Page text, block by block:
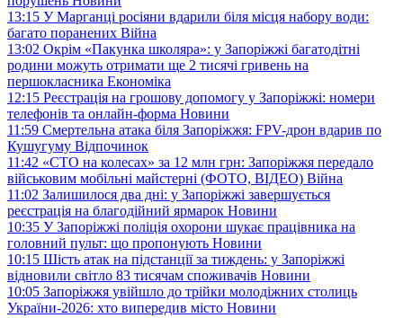
13:15 У Марганці росіяни вдарили біля місця набору води:
багато поранених Війна
13:02 Окрім «Пакунка школяра»: у Запоріжжі багатодітні
родини можуть отримати ще 2 тисячі гривень на
першокласника Економіка
12:15 Реєстрація на грошову допомогу у Запоріжжі: номери
телефонів та онлайн-форма Новини
11:59 Смертельна атака біля Запоріжжя: FPV-дрон вдарив по
Кушугуму Відпочинок
11:42 «СТО на колесах» за 12 млн грн: Запоріжжя передало
військовим мобільні майстерні (ФОТО, ВІДЕО) Війна
11:02 Залишилося два дні: у Запоріжжі завершується
реєстрація на благодійний ярмарок Новини
10:35 У Запоріжжі поліція охорони шукає працівника на
головний пульт: що пропонують Новини
10:15 Шість атак на підстанції за тиждень: у Запоріжжі
відновили світло 83 тисячам споживачів Новини
10:05 Запоріжжя увійшло до трійки молодіжних столиць
України-2026: хто випередив місто Новини